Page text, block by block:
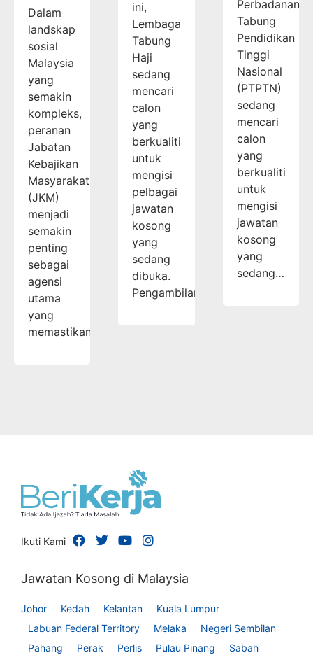
Dalam
landskap
sosial
Malaysia
yang
semakin
kompleks,
peranan
Jabatan
Kebajikan
Masyarakat
(JKM)
menjadi
semakin
penting
sebagai
agensi
utama
yang
memastikan…
ini,
Lembaga
Tabung
Haji
sedang
mencari
calon
yang
berkualiti
untuk
mengisi
pelbagai
jawatan
kosong
yang
sedang
dibuka.
Pengambilan…
Perbadanan
Tabung
Pendidikan
Tinggi
Nasional
(PTPTN)
sedang
mencari
calon
yang
berkualiti
untuk
mengisi
jawatan
kosong
yang
sedang…
Ikuti Kami
Jawatan Kosong di Malaysia
Johor Kedah Kelantan
Kuala Lumpur
Labuan Federal Territory
Melaka
Negeri Sembilan
Pahang
Perak Perlis Pulau Pinang
Sabah